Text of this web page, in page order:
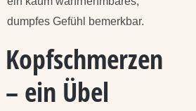
dumpfes Gefühl bemerkbar.
Kopfschmerzen
– ein Übel